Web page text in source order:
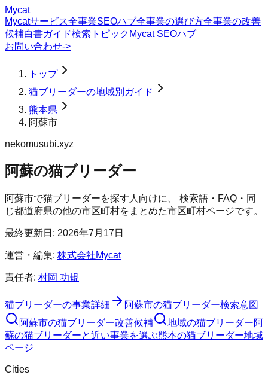
Mycat
Mycatサービス全事業SEOハブ全事業の選び方全事業の改善
候補白書ガイド検索トピック Mycat SEOハブ
お問い合わせ->
トップ
猫ブリーダーの地域別ガイド
熊本県
阿蘇市
nekomusubi.xyz
阿蘇の猫ブリーダー
阿蘇市で猫ブリーダーを探す人向けに、 検索語・FAQ・同
じ都道府県の他の市区町村をまとめた市区町村ページです。
最終更新日: 2026年7月17日
運営・編集: 株式会社Mycat
責任者: 村岡 功規
猫ブリーダーの事業詳細 阿蘇市の猫ブリーダー検索意図
阿蘇市の猫ブリーダー改善候補 地域の猫ブリーダー阿
蘇の猫ブリーダーと近い事業を選ぶ熊本の猫ブリーダー地域
ページ
Cities